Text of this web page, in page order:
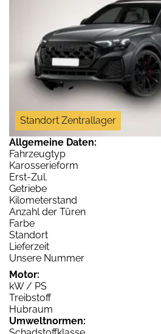
Standort Zentrallager
Allgemeine Daten:
Fahrzeugtyp
Karosserieform
Erst-Zul.
Getriebe
Kilometerstand
Anzahl der Türen
Farbe
Standort
Lieferzeit
Unsere Nummer
Motor:
kW / PS
Treibstoff
Hubraum
Umweltnormen: